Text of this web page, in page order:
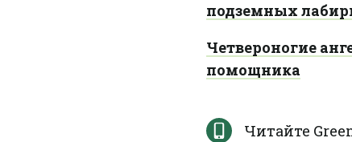
подземных
Четвероногие
помощника
Читайте